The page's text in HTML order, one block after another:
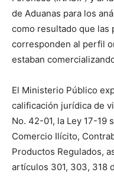
de Aduanas para los
como resultado que las
corresponden al perfil
estaban
El Ministerio Público
calificación jurídica de
No. 42-01, la Ley 17-19
Comercio Ilícito,
Productos Regulados,
artículos 301, 303, 318